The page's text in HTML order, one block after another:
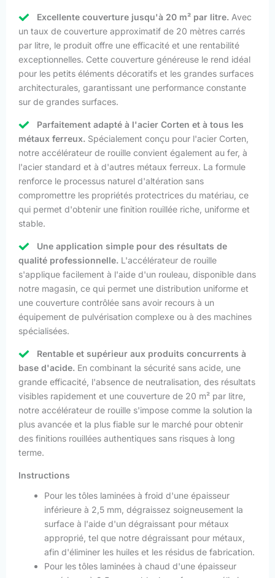
Excellente couverture jusqu'à 20 m² par litre. Avec
un taux de couverture approximatif de 20 mètres carrés
par litre, le produit offre une efficacité et une rentabilité
exceptionnelles. Cette couverture généreuse le rend idéal
pour les petits éléments décoratifs et les grandes surfaces
architecturales, garantissant une performance constante
sur de grandes surfaces.
Parfaitement adapté à l'acier Corten et à tous les
métaux ferreux. Spécialement conçu pour l'acier Corten,
notre accélérateur de rouille convient également au fer, à
l'acier standard et à d'autres métaux ferreux. La formule
renforce le processus naturel d'altération sans
compromettre les propriétés protectrices du matériau, ce
qui permet d'obtenir une finition rouillée riche, uniforme et
stable.
Une application simple pour des résultats de
qualité professionnelle. L'accélérateur de rouille
s'applique facilement à l'aide d'un rouleau, disponible dans
notre magasin, ce qui permet une distribution uniforme et
une couverture contrôlée sans avoir recours à un
équipement de pulvérisation complexe ou à des machines
spécialisées.
Rentable et supérieur aux produits concurrents à
base d'acide. En combinant la sécurité sans acide, une
grande efficacité, l'absence de neutralisation, des résultats
visibles rapidement et une couverture de 20 m² par litre,
notre accélérateur de rouille s'impose comme la solution la
plus avancée et la plus fiable sur le marché pour obtenir
des finitions rouillées authentiques sans risques à long
terme.
Instructions
Pour les tôles laminées à froid d'une épaisseur
inférieure à 2,5 mm, dégraissez soigneusement la
surface à l'aide d'un dégraissant pour métaux
approprié, tel que notre dégraissant pour métaux,
afin d'éliminer les huiles et les résidus de fabrication.
Pour les tôles laminées à chaud d'une épaisseur